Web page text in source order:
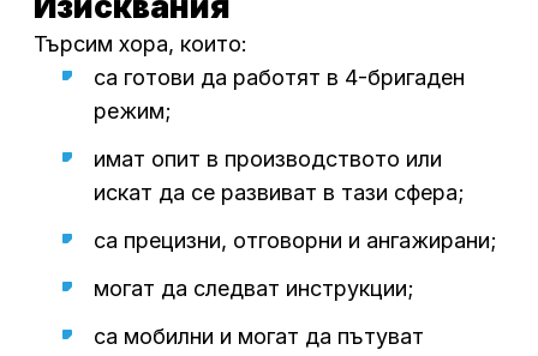
Търсим хора, които:
са готови да работят в 4-бригаден
режим;
имат опит в производството или
искат да се развиват в тази сфера;
са прецизни, отговорни и ангажирани;
могат да следват инструкции;
са мобилни и могат да пътуват